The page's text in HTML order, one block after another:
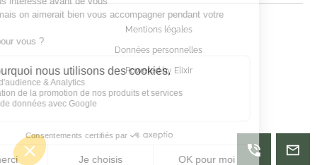
Mentions légales
Données personnelles
Powered by Elixir